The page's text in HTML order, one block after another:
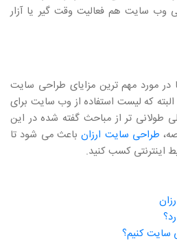
وب سایت هم فعالیت وقت گیر یا آزار
در مورد مهم ترین مزایای طراحی سایت
که لیست استفاده از وب سایت برای
تر از مباحث گفته شده در این
طراحی سایت ارزانباعث می شود تا
اینترنتی کسب کنید.
سایت کنیم؟